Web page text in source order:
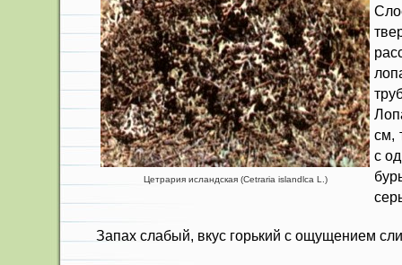
Цетрария исландская (Сetraria islandlca L.)
см,
с
Запах слабый, вкус горький с ощу­щением